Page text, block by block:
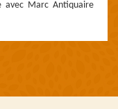
avec Marc Antiquaire